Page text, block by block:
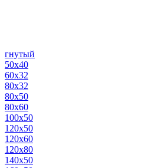
гнутый
50х40
60х32
80х32
80х50
80х60
100х50
120х50
120х60
120х80
140х50